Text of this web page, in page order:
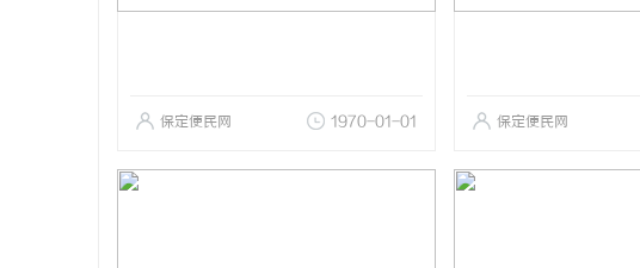
保定便民网 1970-01-01 保定便民网